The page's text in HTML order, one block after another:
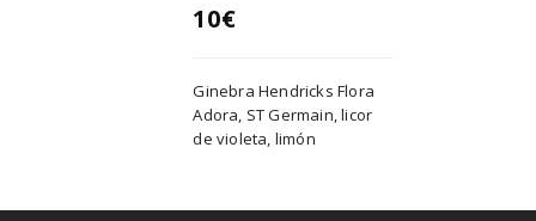
10€
Ginebra Hendricks Flora
Adora, ST Germain, licor
de violeta, limón